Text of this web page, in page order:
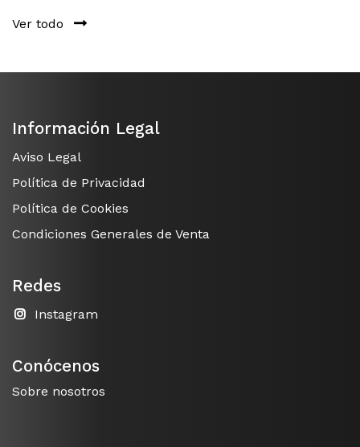
Ver todo
Información Legal
Aviso Legal
Política de Privacidad
Política de Cookies
Condiciones Generales de Venta
Redes
Instagram
Conócenos
Sobre nosotros